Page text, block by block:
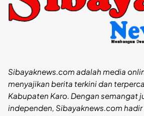
Sibayaknews.com adalah media
menyajikan berita terkini dan
Kabupaten Karo. Dengan semangat
independen, Sibayaknews.com